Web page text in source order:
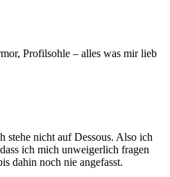
Profilsohle – alles was mir lieb
stehe nicht auf Dessous. Also ich
ich mich unweigerlich fragen
dahin noch nie angefasst.